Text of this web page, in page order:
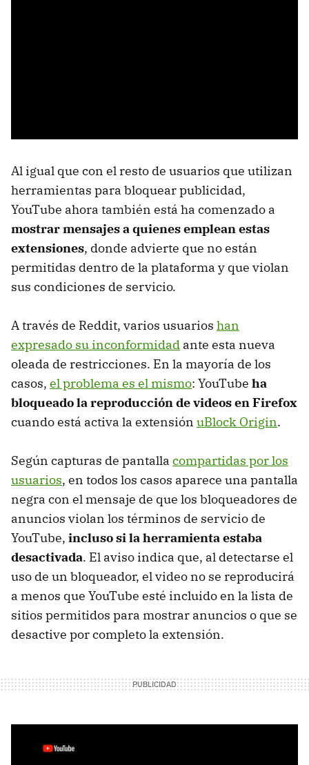
Al igual que con el resto de usuarios que utilizan
herramientas para bloquear publicidad,
YouTube ahora también está ha comenzado a
mostrar mensajes a quienes emplean estas
extensiones, donde advierte que no están
permitidas dentro de la plataforma y que violan
sus condiciones de servicio.
A través de Reddit, varios usuarios han
expresado su inconformidad ante esta nueva
oleada de restricciones. En la mayoría de los
casos, el problema es el mismo: YouTube ha
bloqueado la reproducción de videos en Firefox
cuando está activa la extensión uBlock Origin.
Según capturas de pantalla compartidas por los
usuarios, en todos los casos aparece una pantalla
negra con el mensaje de que los bloqueadores de
anuncios violan los términos de servicio de
YouTube, incluso si la herramienta estaba
desactivada. El aviso indica que, al detectarse el
uso de un bloqueador, el video no se reproducirá
a menos que YouTube esté incluido en la lista de
sitios permitidos para mostrar anuncios o que se
desactive por completo la extensión.